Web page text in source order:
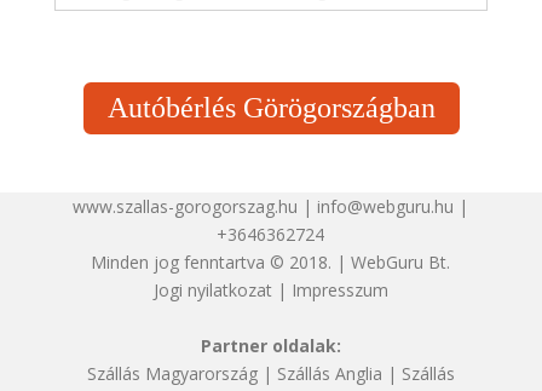
Autóbérlés Görögországban
www.szallas-gorogorszag.hu | info@webguru.hu |
+3646362724
Minden jog fenntartva © 2018. | WebGuru Bt.
Jogi nyilatkozat| Impresszum
Partner oldalak:
Szállás Magyarország| Szállás Anglia | Szállás